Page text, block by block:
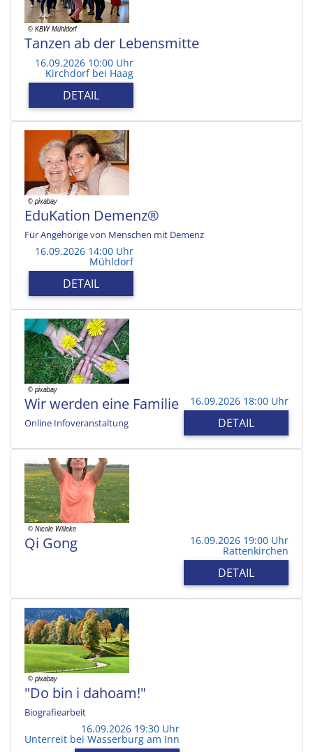
Tanzen ab der Lebensmitte
16.09.2026 10:00 Uhr
Kirchdorf bei Haag
DETAIL
EduKation Demenz®
Für Angehörige von Menschen mit Demenz
16.09.2026 14:00 Uhr
Mühldorf
DETAIL
Wir werden eine Familie
Online Infoveranstaltung
16.09.2026 18:00 Uhr
DETAIL
Qi Gong 16.09.2026 19:00 Uhr
Rattenkirchen
DETAIL
"Do bin i dahoam!"
Biografiearbeit
16.09.2026 19:30 Uhr
Unterreit bei Wasserburg am Inn